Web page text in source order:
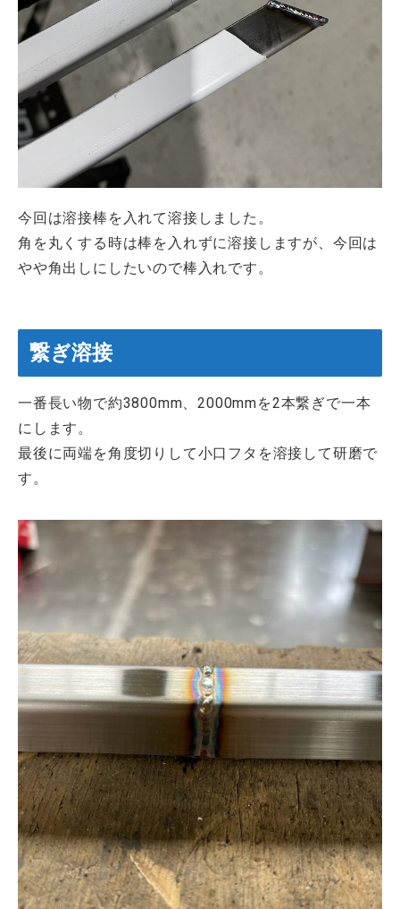
今回は溶接棒を入れて溶接しました。
角を丸くする時は棒を入れずに溶接しますが、今回は
やや角出しにしたいので棒入れです。
繋ぎ溶接
一番長い物で約3800mm、2000mmを2本繋ぎで一本
にします。
最後に両端を角度切りして小口フタを溶接して研磨で
す。